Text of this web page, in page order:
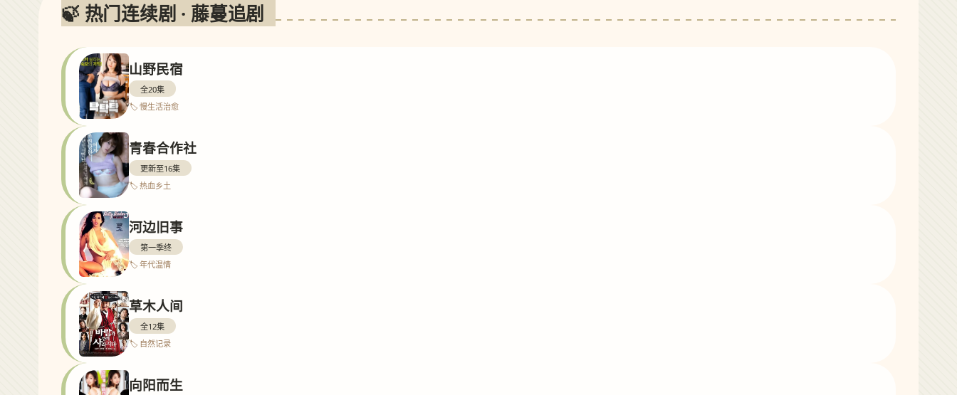
🍃 热门连续剧 · 藤蔓追剧
山野民宿
全20集
🏷️ 慢生活治愈
青春合作社
更新至16集
🏷️ 热血乡土
河边旧事
第一季终
🏷️ 年代温情
草木人间
全12集
🏷️ 自然记录
向阳而生